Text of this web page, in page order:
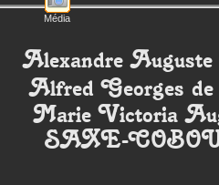
Média
Alexandre
Alfred Georges
Marie Victoria
SAXE-